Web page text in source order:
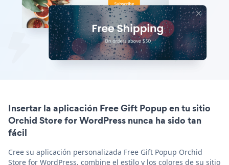
Insertar la aplicación Free Gift Popup en tu sitio
Orchid Store for WordPress nunca ha sido tan
fácil
Cree su aplicación personalizada Free Gift Popup Orchid
Store for WordPress, combine el estilo y los colores de su sitio